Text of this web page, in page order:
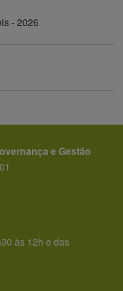
- 2026
e Gestão
às 12h e das